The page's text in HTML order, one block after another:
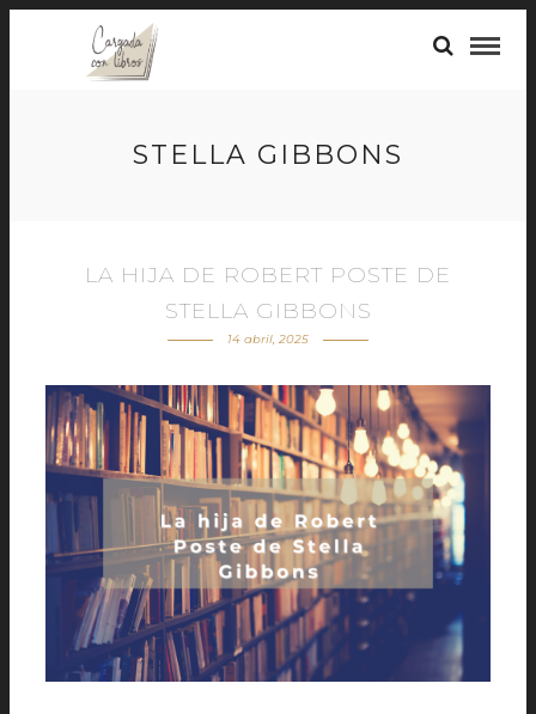
STELLA GIBBONS
LA HIJA DE ROBERT POSTE DE
STELLA GIBBONS
14 abril, 2025